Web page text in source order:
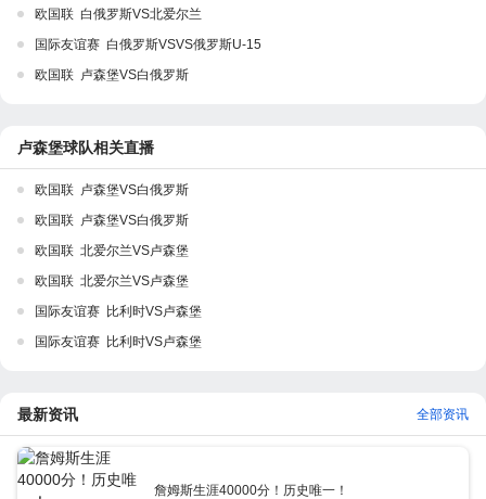
欧国联 白俄罗斯VS北爱尔兰
国际友谊赛 白俄罗斯VSVS俄罗斯U-15
欧国联 卢森堡VS白俄罗斯
卢森堡球队相关直播
欧国联 卢森堡VS白俄罗斯
欧国联 卢森堡VS白俄罗斯
欧国联 北爱尔兰VS卢森堡
欧国联 北爱尔兰VS卢森堡
国际友谊赛 比利时VS卢森堡
国际友谊赛 比利时VS卢森堡
最新资讯 全部资讯
詹姆斯生涯40000分！历史唯一！